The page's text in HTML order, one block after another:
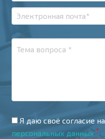
Я даю своё согласие на
персональных данных *